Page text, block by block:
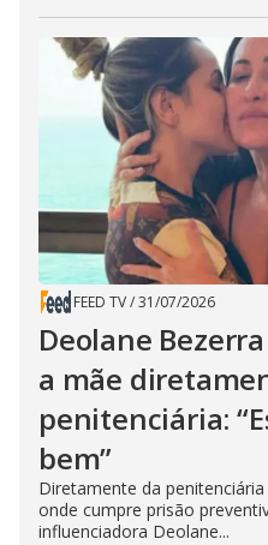
FEED TV/31/07/2026
Deolane
a mãe
penitenciária:
bem”
Diretamente da
onde cumpre prisão
influenciadora Deolane...